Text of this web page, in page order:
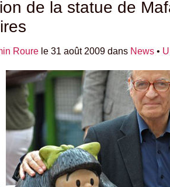
de la statue de
Roure le 31 août 2009 dans News •